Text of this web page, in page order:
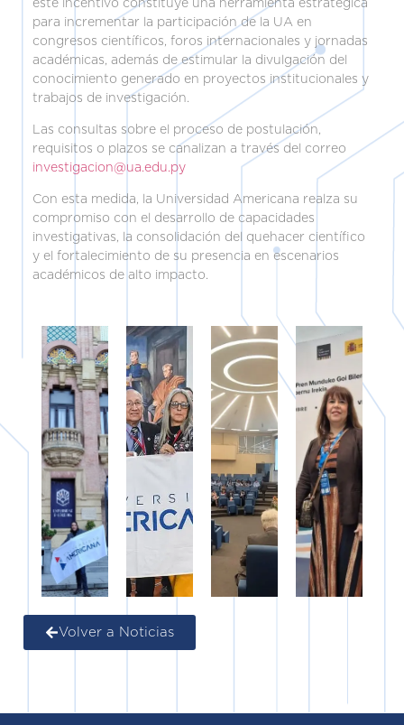
este incentivo constituye una herramienta estratégica
para incrementar la participación de la UA en
congresos científicos, foros internacionales y jornadas
académicas, además de estimular la divulgación del
conocimiento generado en proyectos institucionales y
trabajos de investigación.
Las consultas sobre el proceso de postulación,
requisitos o plazos se canalizan a través del correo
investigacion@ua.edu.py
Con esta medida, la Universidad Americana realza su
compromiso con el desarrollo de capacidades
investigativas, la consolidación del quehacer científico
y el fortalecimiento de su presencia en escenarios
académicos de alto impacto.
Volver a Noticias